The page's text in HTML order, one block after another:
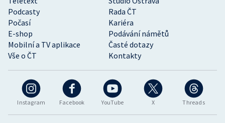
Instagram Facebook YouTube X Threads
Podcasty
Rada ČT
Počasí
Kariéra
E-shop
Podávání námětů
Mobilní a TV aplikace
Časté dotazy
Vše o ČT
Kontakty